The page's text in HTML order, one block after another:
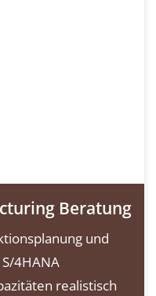
Beratung
und
4HANA
realistisch